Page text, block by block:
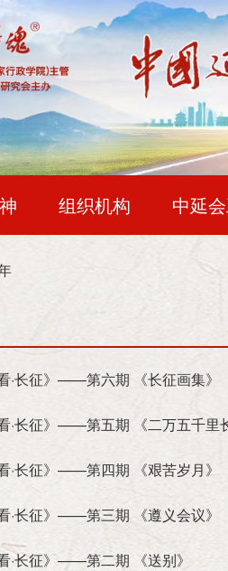
组织机构 中延
邓
拼命精
难的精
设，实
汪鸿雁(女) 李忠杰 刘建 李
佳木 张启华(女) 陈小津 徐光春
健孙 梁柱 王立平 陈登才
·长征》——第六期 《长征画集》
·长征》——第五期 《二万五千里
·长征》——第四期 《艰苦岁月》
·长征》——第三期 《遵义会议》
·长征》——第二期 《送别》